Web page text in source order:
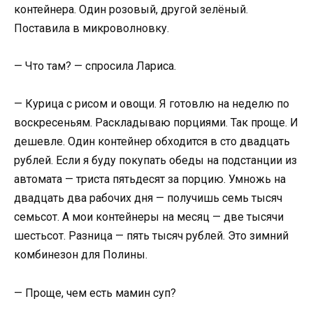
контейнера. Один розовый, другой зелёный.
Поставила в микроволновку.
— Что там? — спросила Лариса.
— Курица с рисом и овощи. Я готовлю на неделю по
воскресеньям. Раскладываю порциями. Так проще. И
дешевле. Один контейнер обходится в сто двадцать
рублей. Если я буду покупать обеды на подстанции из
автомата — триста пятьдесят за порцию. Умножь на
двадцать два рабочих дня — получишь семь тысяч
семьсот. А мои контейнеры на месяц — две тысячи
шестьсот. Разница — пять тысяч рублей. Это зимний
комбинезон для Полины.
— Проще, чем есть мамин суп?